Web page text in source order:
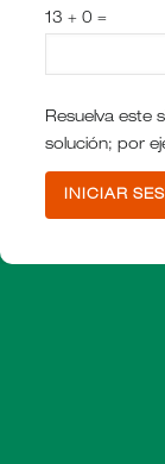
13 + 0 =
Resuelva este
solución; por